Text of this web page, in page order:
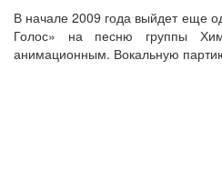
В начале 2009 года выйдет еще
Голос» на песню группы
анимационным. Вокальную